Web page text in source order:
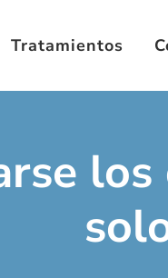
Tratamientos